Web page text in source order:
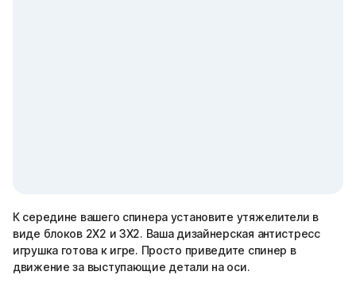
К середине вашего спинера установите утяжелители в
виде блоков 2Х2 и 3Х2. Ваша дизайнерская антистресс
игрушка готова к игре. Просто приведите спинер в
движение за выступающие детали на оси.